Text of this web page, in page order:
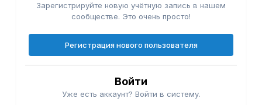
Зарегистрируйте новую учётную запись в нашем
сообществе. Это очень просто!
Регистрация нового пользователя
Войти
Уже есть аккаунт? Войти в систему.